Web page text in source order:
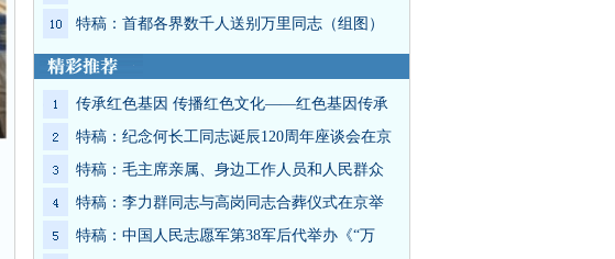
特稿：首都各界数千人送别万里同志（组图）
传承红色基因 传播红色文化——红色基因传承
特稿：纪念何长工同志诞辰120周年座谈会在京
特稿：毛主席亲属、身边工作人员和人民群众
特稿：李力群同志与高岗同志合葬仪式在京举
特稿：中国人民志愿军第38军后代举办《“万